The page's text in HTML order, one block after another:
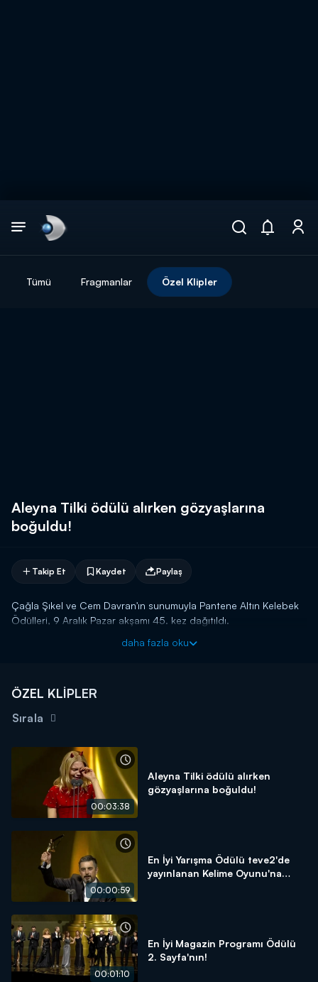
Tümü Fragmanlar Özel Klipler
Aleyna Tilki ödülü alırken gözyaşlarına
boğuldu!
Takip Et Kaydet Paylaş
Çağla Şıkel ve Cem Davran'ın sunumuyla Pantene Altın Kelebek
Ödülleri, 9 Aralık Pazar akşamı 45. kez dağıtıldı.
daha fazla oku
ÖZEL KLİPLER
Sırala
00:03:38
Aleyna Tilki ödülü alırken
gözyaşlarına boğuldu!
00:00:59
En İyi Yarışma Ödülü teve2'de
yayınlanan Kelime Oyunu'na
00:01:10
En İyi Magazin Programı Ödülü
2. Sayfa'nın!